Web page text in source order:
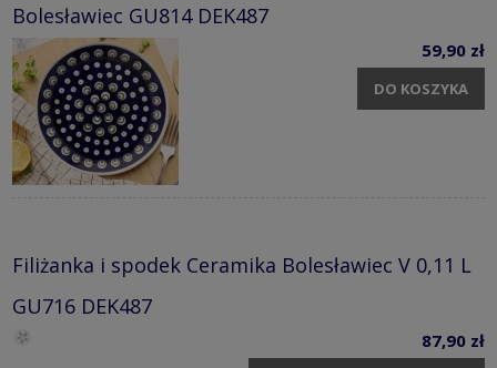
Bolesławiec GU814 DEK487
59,90 zł
DO KOSZYKA
Filiżanka i spodek Ceramika Bolesławiec V 0,11 L
GU716 DEK487
87,90 zł